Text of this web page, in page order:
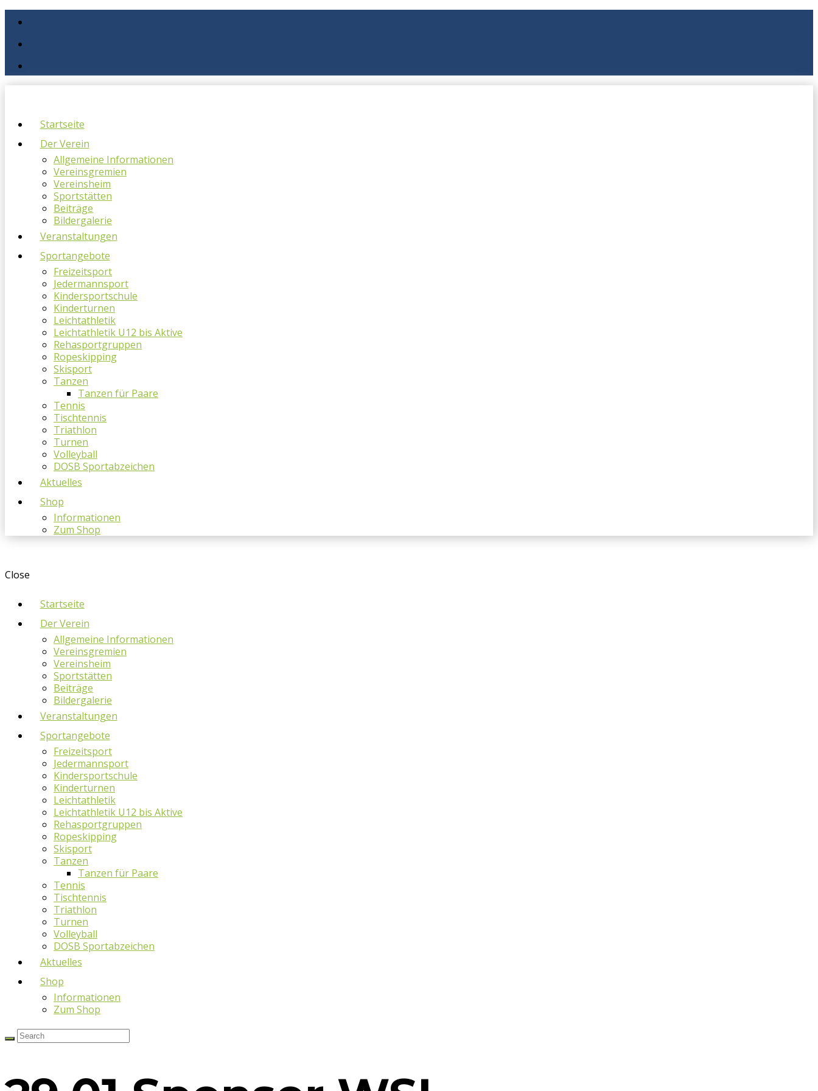
Startseite
Der Verein
Allgemeine Informationen
Vereinsgremien
Vereinsheim
Sportstätten
Beiträge
Bildergalerie
Veranstaltungen
Sportangebote
Freizeitsport
Jedermannsport
Kindersportschule
Kinderturnen
Leichtathletik
Leichtathletik U12 bis Aktive
Rehasportgruppen
Ropeskipping
Skisport
Tanzen
Tanzen für Paare
Tennis
Tischtennis
Triathlon
Turnen
Volleyball
DOSB Sportabzeichen
Aktuelles
Shop
Informationen
Zum Shop
Close
Startseite
Der Verein
Allgemeine Informationen
Vereinsgremien
Vereinsheim
Sportstätten
Beiträge
Bildergalerie
Veranstaltungen
Sportangebote
Freizeitsport
Jedermannsport
Kindersportschule
Kinderturnen
Leichtathletik
Leichtathletik U12 bis Aktive
Rehasportgruppen
Ropeskipping
Skisport
Tanzen
Tanzen für Paare
Tennis
Tischtennis
Triathlon
Turnen
Volleyball
DOSB Sportabzeichen
Aktuelles
Shop
Informationen
Zum Shop